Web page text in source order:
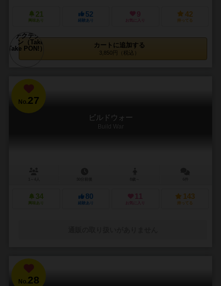
21
興味あり
52
経験あり
9
お気に入り
42
持ってる
カートに追加する
3,850円（税込）
No.27
ビルドウォー
Build War
34
興味あり
80
経験あり
11
お気に入り
143
持ってる
No.28